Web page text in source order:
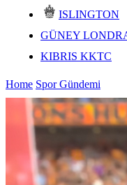
ISLINGTON
GÜNEY
KIBRIS KKTC
Home Spor Gündemi